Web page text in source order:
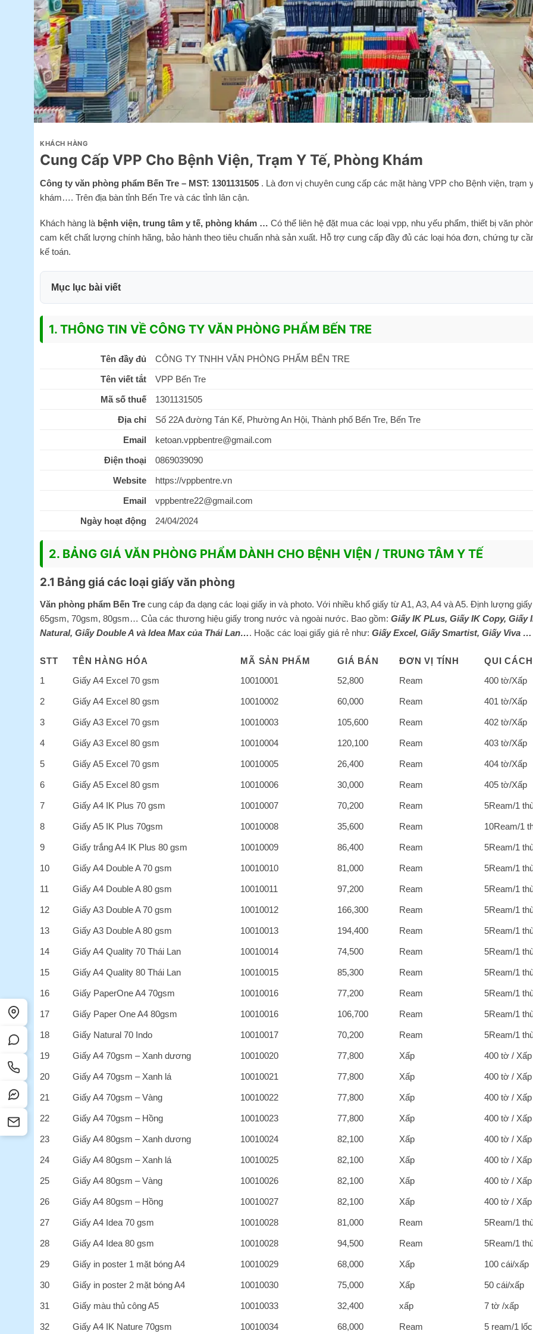
KHÁCH HÀNG
Cung Cấp VPP Cho Bệnh Viện, Trạm Y Tế, Phòng Khám
Công ty văn phòng phẩm Bến Tre – MST: 1301131505 . Là đơn vị chuyên cung cấp các mặt hàng VPP cho Bệnh viện, trạm
khám…. Trên địa bàn tỉnh Bến Tre và các tỉnh lân cận.
Khách hàng là bệnh viện, trung tâm y tế, phòng khám … Có thể liên hệ đặt mua các loại vpp, nhu yếu phẩm, thiết bị văn
cam kết chất lượng chính hãng, bảo hành theo tiêu chuẩn nhà sản xuất. Hỗ trợ cung cấp đầy đủ các loại hóa đơn, chứng tự
kế toán.
Mục lục bài viết
1. THÔNG TIN VỀ CÔNG TY VĂN PHÒNG PHẨM BẾN TRE
Tên đầy đủ
CÔNG TY TNHH VĂN PHÒNG PHẨM BẾN TRE
Tên viết tắt
VPP Bến Tre
Mã số thuế
1301131505
Địa chỉ
Số 22A đường Tán Kế, Phường An Hội, Thành phố Bến Tre, Bến Tre
Email
ketoan.vppbentre@gmail.com
Điện thoại
0869039090
Website
https://vppbentre.vn
Email
vppbentre22@gmail.com
Ngày hoạt động
24/04/2024
2. BẢNG GIÁ VĂN PHÒNG PHẨM DÀNH CHO BỆNH VIỆN / TRUNG TÂM Y TẾ
2.1 Bảng giá các loại giấy văn phòng
Văn phòng phẩm Bến Tre cung cáp đa dạng các loại giấy in và photo. Với nhiều khổ giấy từ A1, A3, A4 và A5. Định lượng
65gsm, 70gsm, 80gsm… Của các thương hiệu giấy trong nước và ngoài nước. Bao gồm: Giấy IK PLus, Giấy IK Copy, Giấy
Natural, Giấy Double A và Idea Max của Thái Lan…. Hoặc các loại giấy giá rẻ như: Giấy Excel, Giấy Smartist, Giấy Viva …
STT TÊN HÀNG HÓA MÃ SẢN PHẨM GIÁ BÁN ĐƠN VỊ TÍNH
QUI CÁCH
1
Giấy A4 Excel 70 gsm 10010001 52,800 Ream 400 tờ/Xấp
2 Giấy A4 Excel 80 gsm 10010002 60,000 Ream 401 tờ/Xấp
3 Giấy A3 Excel 70 gsm 10010003 105,600 Ream 402 tờ/Xấp
4 Giấy A3 Excel 80 gsm 10010004 120,100 Ream 403 tờ/Xấp
5 Giấy A5 Excel 70 gsm 10010005 26,400 Ream 404 tờ/Xấp
6 Giấy A5 Excel 80 gsm 10010006 30,000 Ream 405 tờ/Xấp
7 Giấy A4 IK Plus 70 gsm 10010007 70,200 Ream 5Ream/1
8 Giấy A5 IK Plus 70gsm 10010008 35,600 Ream 10Ream/1
9 Giấy trắng A4 IK Plus 80 gsm 10010009 86,400 Ream 5Ream/1
10 Giấy A4 Double A 70 gsm 10010010 81,000 Ream 5Ream/1
11 Giấy A4 Double A 80 gsm 10010011 97,200 Ream 5Ream/1
12 Giấy A3 Double A 70 gsm 10010012 166,300 Ream 5Ream/1
13 Giấy A3 Double A 80 gsm 10010013 194,400 Ream 5Ream/1
14 Giấy A4 Quality 70 Thái Lan 10010014 74,500 Ream 5Ream/1
15 Giấy A4 Quality 80 Thái Lan 10010015 85,300 Ream 5Ream/1
16 Giấy PaperOne A4 70gsm 10010016 77,200 Ream 5Ream/1
17 Giấy Paper One A4 80gsm 10010016 106,700 Ream 5Ream/1
18 Giấy Natural 70 Indo 10010017 70,200 Ream 5Ream/1
19 Giấy A4 70gsm – Xanh dương 10010020 77,800 Xấp 400 tờ / Xấp
20 Giấy A4 70gsm – Xanh lá 10010021 77,800 Xấp 400 tờ / Xấp
21 Giấy A4 70gsm – Vàng 10010022 77,800 Xấp 400 tờ / Xấp
22 Giấy A4 70gsm – Hồng 10010023 77,800 Xấp 400 tờ / Xấp
23 Giấy A4 80gsm – Xanh dương 10010024 82,100 Xấp 400 tờ / Xấp
24 Giấy A4 80gsm – Xanh lá 10010025 82,100 Xấp 400 tờ / Xấp
25 Giấy A4 80gsm – Vàng 10010026 82,100 Xấp 400 tờ / Xấp
26 Giấy A4 80gsm – Hồng 10010027 82,100 Xấp 400 tờ / Xấp
27 Giấy A4 Idea 70 gsm 10010028 81,000 Ream 5Ream/1
28 Giấy A4 Idea 80 gsm 10010028 94,500 Ream 5Ream/1
29 Giấy in poster 1 mặt bóng A4 10010029 68,000 Xấp 100 cái/xấp
30 Giấy in poster 2 mặt bóng A4 10010030 75,000 Xấp 50 cái/xấp
31 Giấy màu thủ công A5 10010033 32,400 xấp 7 tờ /xấp
32 Giấy A4 IK Nature 70gsm 10010034 68,000 Ream 5 ream/1 lốc